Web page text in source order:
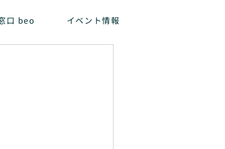
口 beo イベント情報